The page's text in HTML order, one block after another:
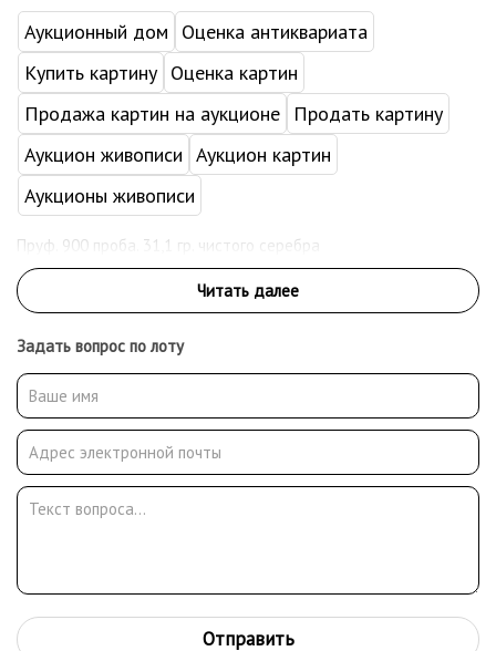
Аукционный дом
Оценка антиквариата
Купить картину Оценка картин
Продажа картин на аукционе
Продать картину
Аукцион живописи Аукцион картин
Аукционы живописи
Пруф. 900 проба. 31,1 гр. чистого серебра
Задать вопрос по лоту
Отправить